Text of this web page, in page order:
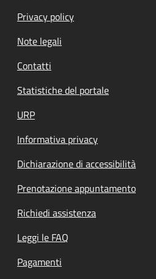
Privacy policy
Note legali
Contatti
Statistiche del portale
URP
Informativa privacy
Dichiarazione di accessibilità
Prenotazione appuntamento
Richiedi assistenza
Leggi le FAQ
Pagamenti